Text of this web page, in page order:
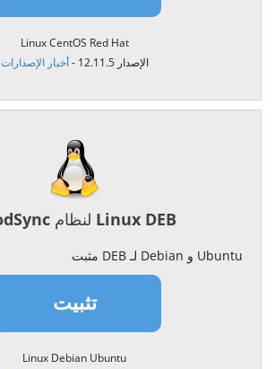
Linux CentOS Red Hat
الإصدار 12.11.5 -
أخبار الإصدارات
GoodSync لنظام Linux DEB
مثبت DEB لـ Debian و Ubuntu
تثبيت
Linux Debian Ubuntu